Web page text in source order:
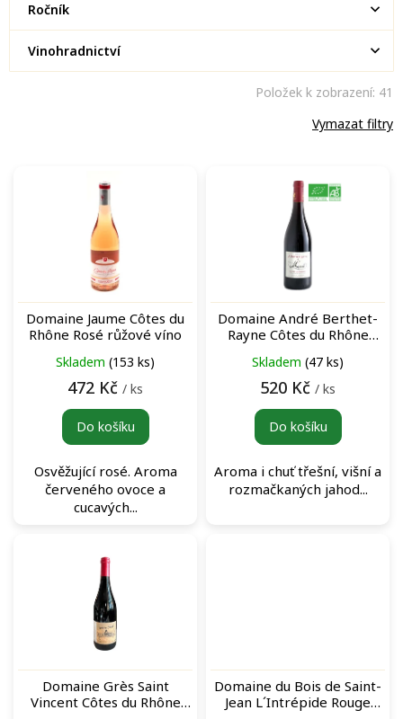
Ročník
Vinohradnictví
Vymazat filtry
Položek k zobrazení: 41
o Domaine Jaume Côtes du
Rhône Rosé růžové víno
Skladem (153 ks)
472 Kč / ks
Do košíku
Osvěžující rosé. Aroma
červeného ovoce a
cucavých...
Domaine André Berthet-
Rayne Côtes du Rhône
víno
Skladem (47 ks)
520 Kč / ks
Do košíku
Aroma i chuť třešní, višní a
rozmačkaných jahod...
Domaine Grès Saint
Vincent Côtes du Rhône
Domaine du Bois de Saint-
Jean L´Intrépide Rouge